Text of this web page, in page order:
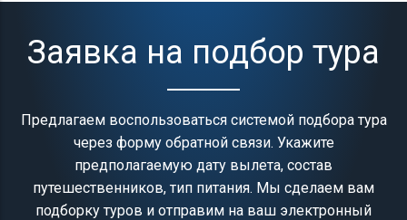
Заявка на подбор тура
Предлагаем воспользоваться системой подбора тура
через форму обратной связи. Укажите
предполагаемую дату вылета, состав
путешественников, тип питания. Мы сделаем вам
подборку туров и отправим на ваш электронный